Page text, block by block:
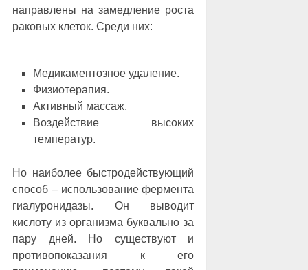
направлены на замедление роста
раковых клеток. Среди них:
Медикаментозное удаление.
Физиотерапия.
Активный массаж.
Воздействие высоких
температур.
Но наиболее быстродействующий
способ – использование фермента
гиалуронидазы. Он выводит
кислоту из организма буквально за
пару дней. Но существуют и
противопоказания к его